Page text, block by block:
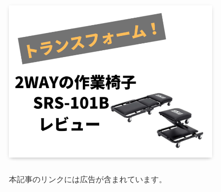
本記事のリンクには広告が含まれています。